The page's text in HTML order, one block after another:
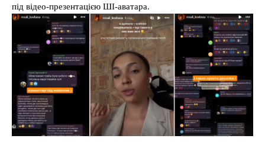
під відео-презентацією ШІ-аватара.